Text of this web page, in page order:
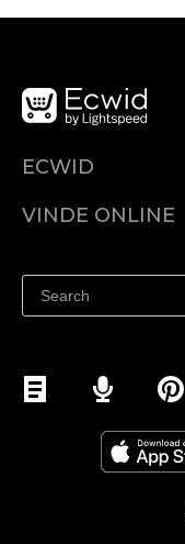
ECWID
Prețuri
VINDE ONLINE
Vinde pe Facebook
Vinde pe Instagram